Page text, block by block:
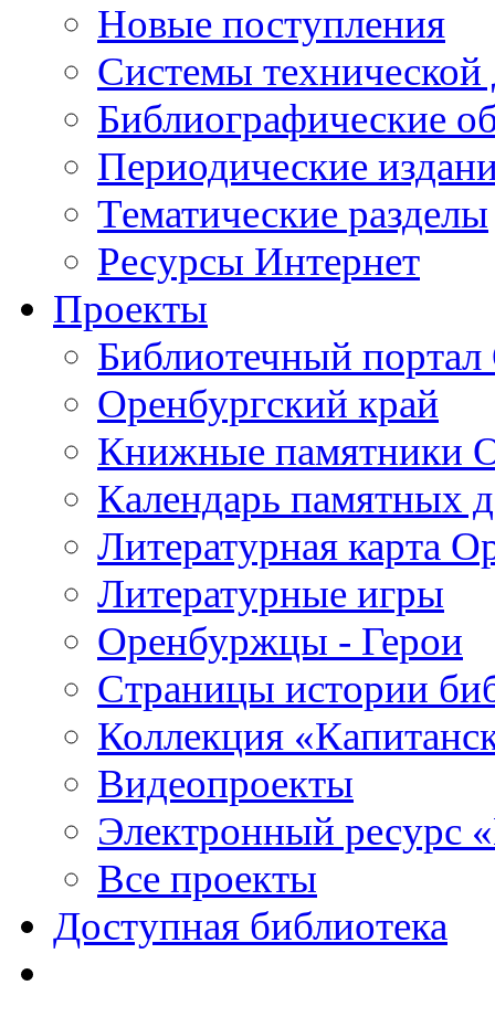
Новые поступления
Cистемы
Библиографические
Периодические
Тематические разделы
Ресурсы Интернет
Проекты
Библиотечный портал
Оренбургский край
Книжные памятники
Календарь памятных
Литературная карта
Литературные игры
Оренбуржцы - Герои
Страницы истории
Коллекция
Видеопроекты
Электронный ресурс
Все проекты
Доступная библиотека